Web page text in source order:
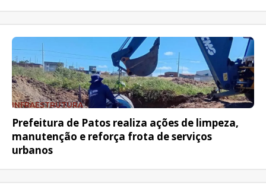
INFRAESTRUTURA
Prefeitura de Patos realiza ações de limpeza,
manutenção e reforça frota de serviços
urbanos